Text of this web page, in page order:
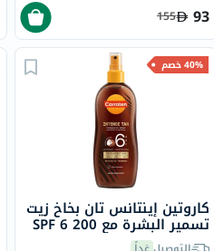
93
155
40% خصم
كاروتين إينتانس تان بخاخ زيت
تسمير البشرة مع SPF 6 200
مل